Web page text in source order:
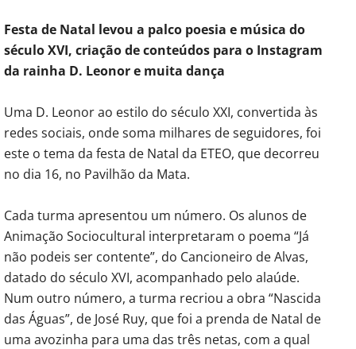
Festa de Natal levou a palco poesia e música do
século XVI, criação de conteúdos para o Instagram
da rainha D. Leonor e muita dança
Uma D. Leonor ao estilo do século XXI, convertida às
redes sociais, onde soma milhares de seguidores, foi
este o tema da festa de Natal da ETEO, que decorreu
no dia 16, no Pavilhão da Mata.
Cada turma apresentou um número. Os alunos de
Animação Sociocultural interpretaram o poema “Já
não podeis ser contente”, do Cancioneiro de Alvas,
datado do século XVI, acompanhado pelo alaúde.
Num outro número, a turma recriou a obra “Nascida
das Águas”, de José Ruy, que foi a prenda de Natal de
uma avozinha para uma das três netas, com a qual